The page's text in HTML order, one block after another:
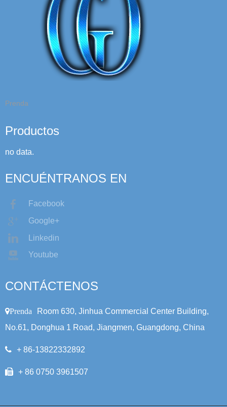
Prenda
Productos
no data.
ENCUÉNTRANOS EN
Facebook
Google+
Linkedin
Youtube
CONTÁCTENOS
Prenda
Room 630, Jinhua Commercial Center Building,
No.61, Donghua 1 Road, Jiangmen, Guangdong, China
+ 86-13822332892
+ 86 0750 3961507